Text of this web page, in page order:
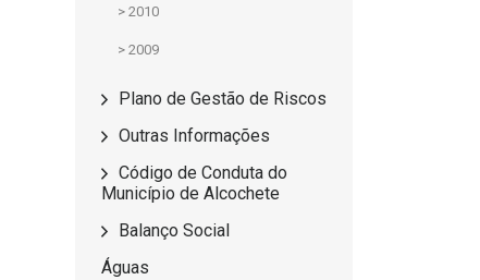
> 2010
> 2009
Plano de Gestão de Riscos
Outras Informações
Código de Conduta do
Município de Alcochete
Balanço Social
Águas